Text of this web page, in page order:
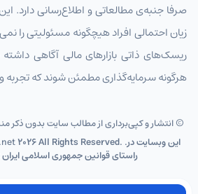
صرفا جنبه‌ی مطالعاتی و اطلاع‌رسانی دارد.
زیان احتمالی افراد هیچگونه مسئولیتی را
ریسک‌های ذاتی بازارهای مالی آگاهی
هرگونه سرمایه‌گذاری مطمئن شوند که تجربه و
© انتشار و کپی‌برداری از مطالب سایت بدون
2026 All Rights Reserved. .این وبسایت در
راستای قوانین جمهوری اسلامی